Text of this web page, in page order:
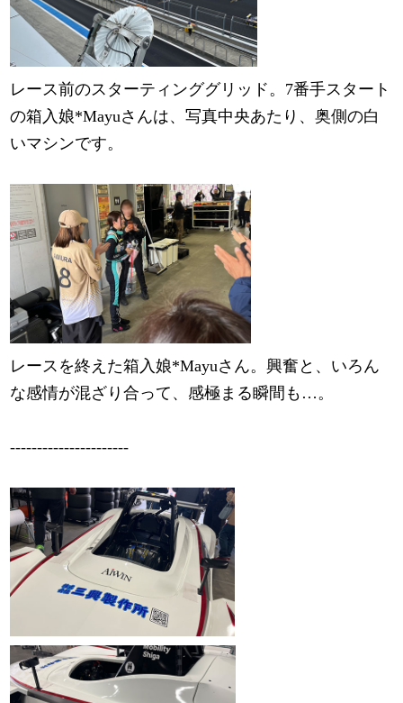
レース前のスターティンググリッド。7番手スタート
の箱入娘*Mayuさんは、写真中央あたり、奥側の白
いマシンです。
レースを終えた箱入娘*Mayuさん。興奮と、いろん
な感情が混ざり合って、感極まる瞬間も…。
----------------------